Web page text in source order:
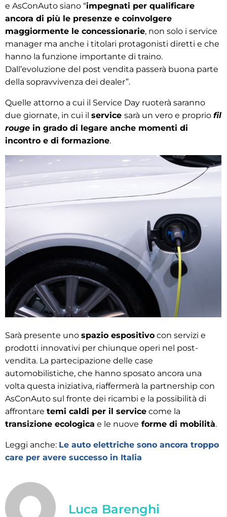
e AsConAuto siano “impegnati per qualificare
ancora di più le presenze e coinvolgere
maggiormente le concessionarie, non solo i service
manager ma anche i titolari protagonisti diretti e che
hanno la funzione importante di traino.
Dall’evoluzione del post vendita passerà buona parte
della sopravvivenza dei dealer”.
Quelle attorno a cui il Service Day ruoterà saranno
due giornate, in cui il service sarà un vero e proprio fil
rouge in grado di legare anche momenti di
incontro e di formazione.
Sarà presente uno spazio espositivo con servizi e
prodotti innovativi per chiunque operi nel post-
vendita. La partecipazione delle case
automobilistiche, che hanno sposato ancora una
volta questa iniziativa, riaffermerà la partnership con
AsConAuto sul fronte dei ricambi e la possibilità di
affrontare temi caldi per il service come la
transizione ecologica e le nuove forme di mobilità.
Leggi anche: Le auto elettriche sono ancora troppo
care per avere successo in Italia
Luca Barenghi